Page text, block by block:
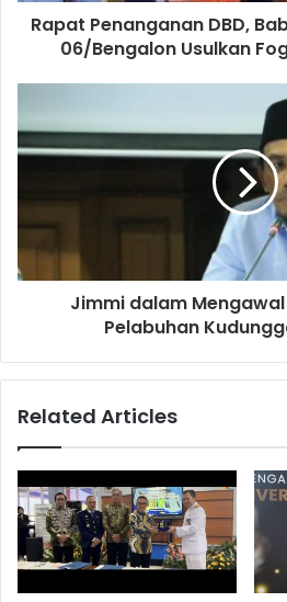
Rapat Penanganan DBD,
06/Bengalon Usulkan
Jimmi dalam
Pelabuhan
Related Articles